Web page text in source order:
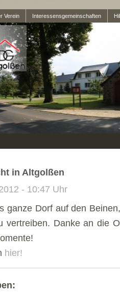
Verein Interessensgemeinschaften
in Altgolßen
- 10:47 Uhr
ganze Dorf auf den
vertreiben. Danke an die
hier!